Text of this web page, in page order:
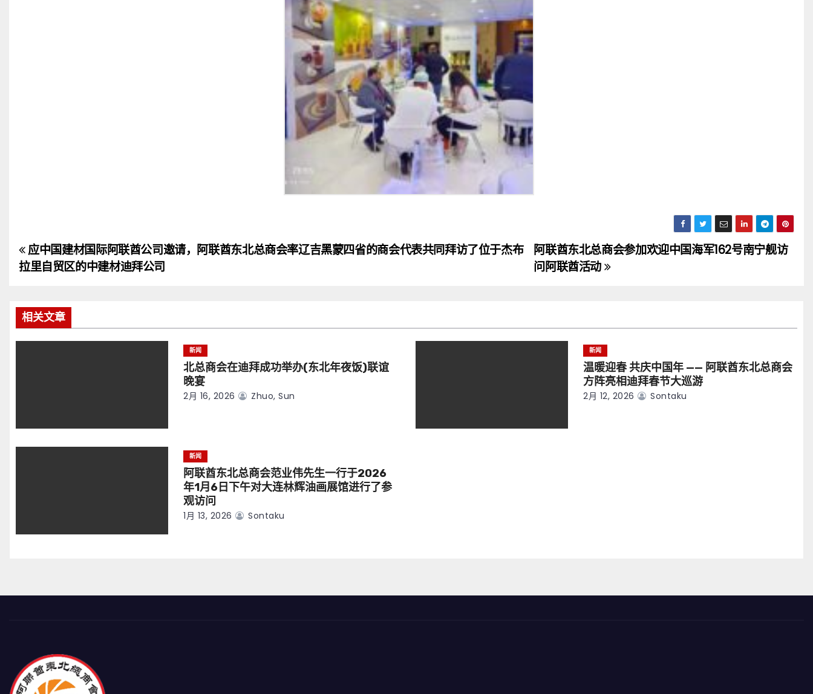
文
章
导
航
阿联酋东北总商会参加欢迎中国海军162号南宁舰访
问阿联酋活动
应中国建材国际阿联酋公司邀请，阿联酋东北总商会率辽吉黑蒙四省的商会代表共同拜访了位于杰布
拉里自贸区的中建材迪拜公司
相关文章
新闻
北总商会在迪拜成功举办(东北年夜饭)联谊
晚宴
2月 16, 2026 Zhuo, Sun
新闻
温暖迎春 共庆中国年 —— 阿联酋东北总商会
方阵亮相迪拜春节大巡游
2月 12, 2026 Sontaku
新闻
阿联酋东北总商会范业伟先生一行于2026
年1月6日下午对大连林辉油画展馆进行了参
观访问
1月 13, 2026 Sontaku